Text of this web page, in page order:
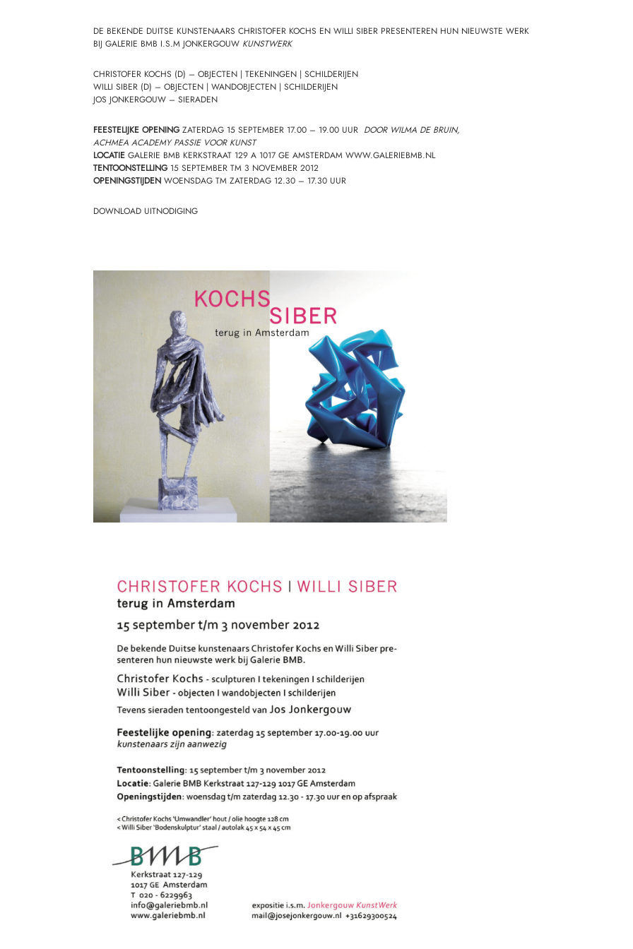
DE BEKENDE DUITSE KUNSTENAARS CHRISTOFER KOCHS EN WILLI SIBER PRESENTEREN HUN NIEUWSTE WERK
BIJ GALERIE BMB I.S.M JONKERGOUW KUNSTWERK
CHRISTOFER KOCHS (D) – OBJECTEN | TEKENINGEN | SCHILDERIJEN
WILLI SIBER (D) – OBJECTEN | WANDOBJECTEN | SCHILDERIJEN
JOS JONKERGOUW – SIERADEN
FEESTELIJKE OPENINGZATERDAG 15 SEPTEMBER 17.00 – 19.00 UUR DOOR WILMA DE BRUIN,
ACHMEA ACADEMY PASSIE VOOR KUNST
LOCATIE GALERIE BMB KERKSTRAAT 129 A 1017 GE AMSTERDAM WWW.GALERIEBMB.NL
TENTOONSTELLING15 SEPTEMBER TM 3 NOVEMBER 2012
OPENINGSTIJDEN WOENSDAG TM ZATERDAG 12.30 – 17.30 UUR
DOWNLOAD UITNODIGING